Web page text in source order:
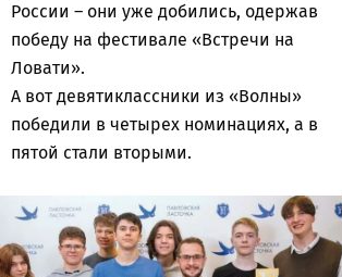
России – они уже добились, одержав
победу на фестивале «Встречи на
Ловати».
А вот девятиклассники из «Волны»
победили в четырех номинациях, а в
пятой стали вторыми.